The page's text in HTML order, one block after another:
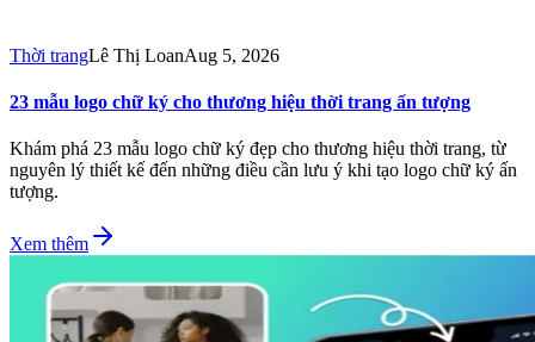
Thời trangLê Thị LoanAug 5, 2026
23 mẫu logo chữ ký cho thương hiệu thời trang ấn tượng
Khám phá 23 mẫu logo chữ ký đẹp cho thương hiệu thời trang, từ
nguyên lý thiết kế đến những điều cần lưu ý khi tạo logo chữ ký ấn
tượng.
Xem thêm